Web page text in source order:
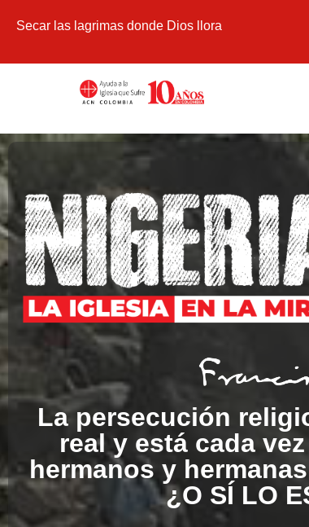
Secar las lagrimas donde Dios llora
La persecución
real y está cada
hermanos y
¿O SÍ LO